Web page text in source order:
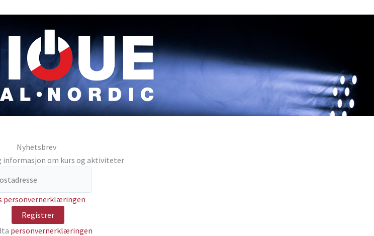
Nyhetsbrev
informasjon om kurs og aktiviteter
personvernerklæringen
personvernerklæringen